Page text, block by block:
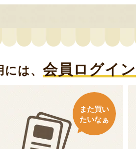
は、 会員ログイン
また買い
たいなぁ